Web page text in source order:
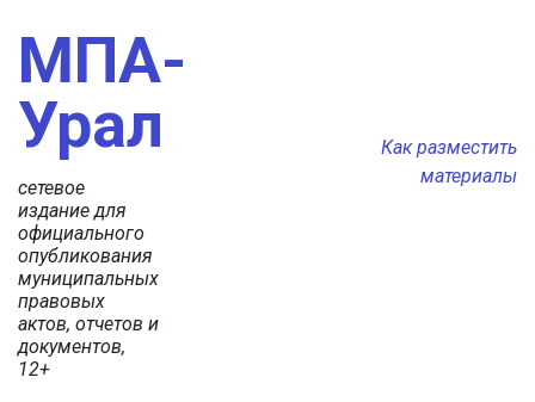
МПА-
Урал
сетевое
издание для
официального
опубликования
муниципальных
правовых
актов, отчетов и
документов,
12+
Как разместить
материалы